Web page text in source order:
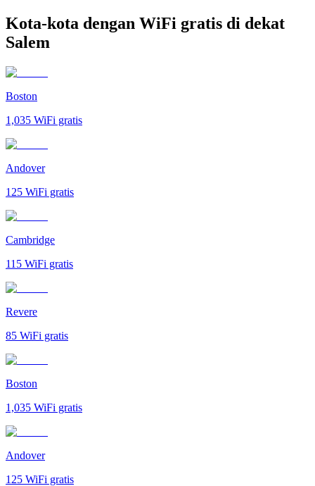
Kota-kota dengan WiFi gratis di dekat
Salem
Boston
1,035 WiFi gratis
Andover
125 WiFi gratis
Cambridge
115 WiFi gratis
Revere
85 WiFi gratis
Boston
1,035 WiFi gratis
Andover
125 WiFi gratis